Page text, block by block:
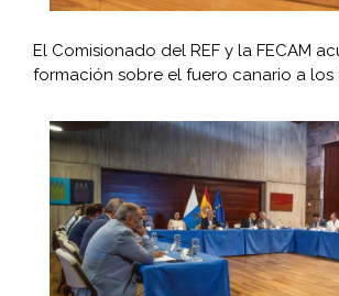
El Comisionado del REF y la FECAM
formación sobre el fuero canario a los